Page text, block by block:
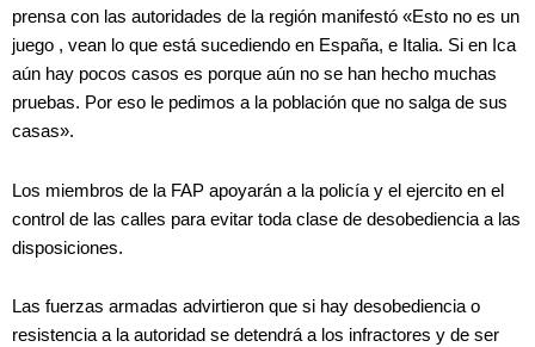
prensa con las autoridades de la región manifestó «Esto no es un
juego , vean lo que está sucediendo en España, e Italia. Si en Ica
aún hay pocos casos es porque aún no se han hecho muchas
pruebas. Por eso le pedimos a la población que no salga de sus
casas».
Los miembros de la FAP apoyarán a la policía y el ejercito en el
control de las calles para evitar toda clase de desobediencia a las
disposiciones.
Las fuerzas armadas advirtieron que si hay desobediencia o
resistencia a la autoridad se detendrá a los infractores y de ser